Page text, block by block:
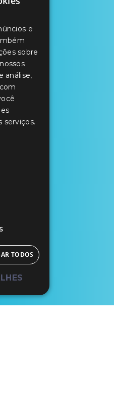
e
sobre
análise,
serviços.
TODOS